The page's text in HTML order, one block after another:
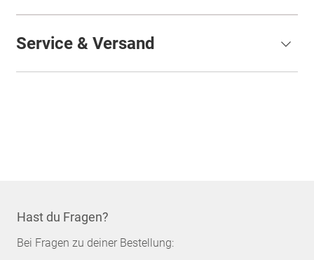
Service & Versand
Hast du Fragen?
Bei Fragen zu deiner Bestellung: